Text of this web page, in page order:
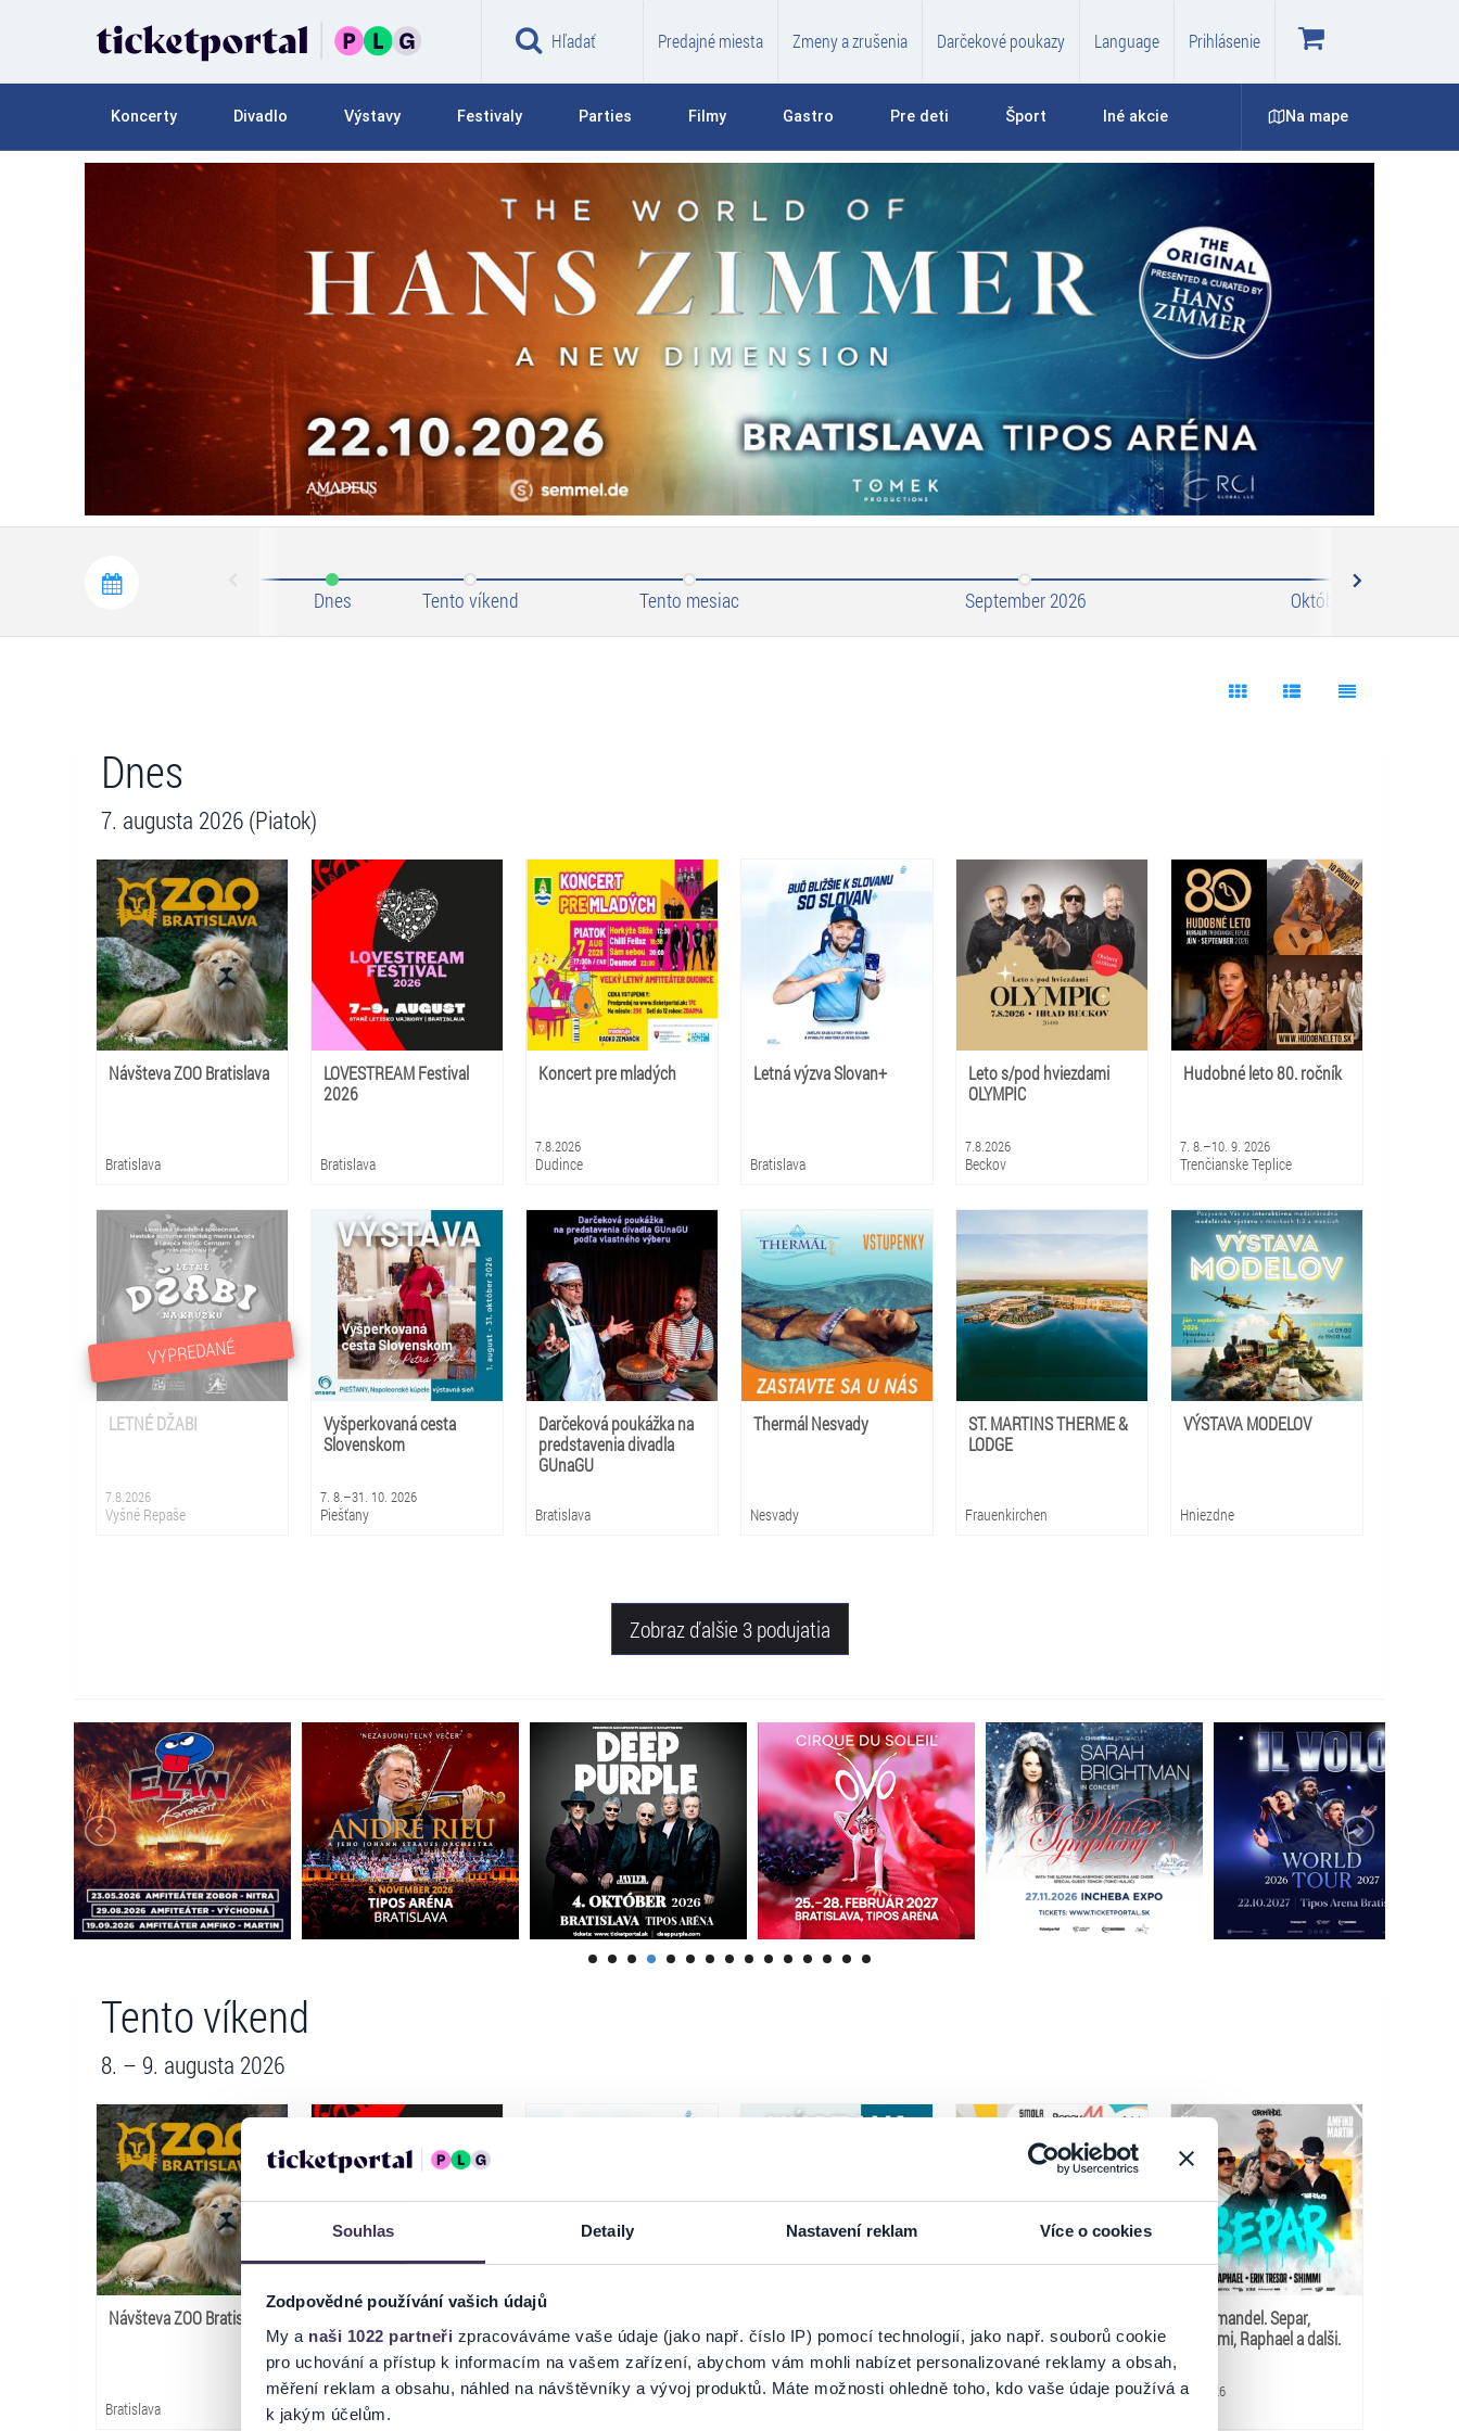
Souhlas Detaily Nastavení reklam Více o cookies
Zodpovědné používání vašich údajů
My a naši 1022 partneři zpracováváme vaše údaje (jako např. číslo IP) pomocí technologií, jako např. souborů cookie
pro uchování a přístup k informacím na vašem zařízení, abychom vám mohli nabízet personalizované reklamy a obsah,
měření reklam a obsahu, náhled na návštěvníky a vývoj produktů. Máte možnosti ohledně toho, kdo vaše údaje používá a
k jakým účelům.
Hľadať Predajné miesta Zmeny a zrušenia Darčekové poukazy Language Prihlásenie
Koncerty Divadlo Výstavy Festivaly Parties Filmy Gastro Pre deti Šport Iné akcie Na mape
Dnes Tento víkend Tento mesiac September 2026 Október 2026
Dnes
7. augusta 2026 (Piatok)
Návšteva ZOO Bratislava
Bratislava
LOVESTREAM Festival
2026
Bratislava
Koncert pre mladých
7.8.2026
Dudince
Letná výzva Slovan+
Bratislava
Leto s/pod hviezdami
OLYMPIC
7.8.2026
Beckov
Hudobné leto 80. ročník
7. 8.–10. 9. 2026
Trenčianske Teplice
VYPREDANÉ
LETNÉ DŽABI
7.8.2026
Vyšné Repaše
Vyšperkovaná cesta
Slovenskom
7. 8.–31. 10. 2026
Piešťany
Darčeková poukážka na
predstavenia divadla
GUnaGU
Bratislava
Thermál Nesvady
Nesvady
ST. MARTINS THERME &
LODGE
Frauenkirchen
VÝSTAVA MODELOV
Hniezdne
Zobraz ďalšie 3 podujatia
Tento víkend
8. – 9. augusta 2026
Návšteva ZOO Bratislava
Bratislava
LOVESTREAM Festival
2026
Bratislava
Slovenskom
7. 8.–31. 10. 2026 8.8.2026
Coromandel. Separ,
Shimmi, Raphael a dalši.
8.8.2026